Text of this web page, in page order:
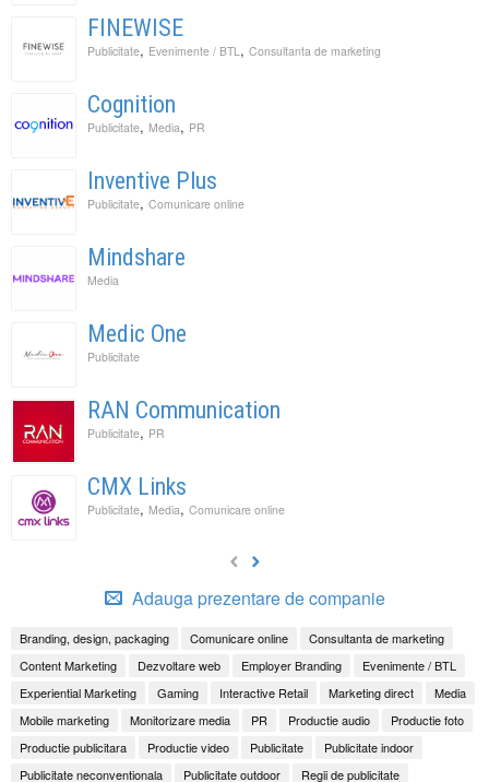
FINEWISE
Publicitate, Evenimente / BTL, Consultanta de marketing
Cognition
Publicitate, Media, PR
Inventive Plus
Publicitate, Comunicare online
Mindshare
Media
Medic One
Publicitate
RAN Communication
Publicitate, PR
CMX Links
Publicitate, Media, Comunicare online
Adauga prezentare de companie
Branding, design, packaging Comunicare online
Consultanta de marketing
Content Marketing
Dezvoltare web Employer Branding
Evenimente / BTL
Experiential Marketing
Gaming Interactive Retail Marketing direct
Media
Mobile marketing
Monitorizare media PR Productie audio
Productie foto
Productie publicitara
Productie video Publicitate
Publicitate indoor
Publicitate neconventionala
Publicitate outdoor Regii de publicitate